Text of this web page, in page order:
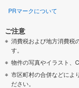
PRマークについて
ご注意
消費税および地方消費税
す。
物件の写真やイラスト、
市区町村の合併などによ
ださい。